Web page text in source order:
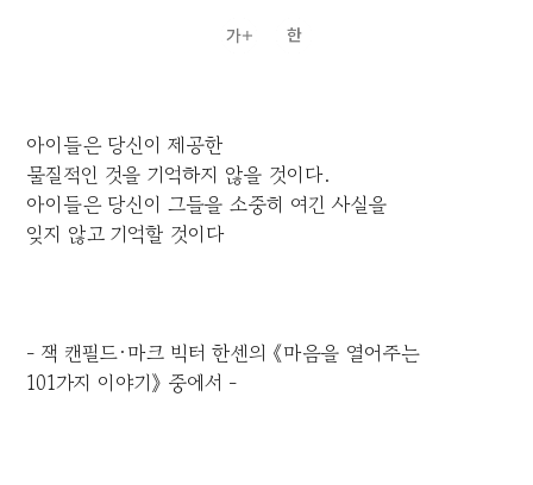
아이들은 당신이 제공한
물질적인 것을 기억하지 않을 것이다.
아이들은 당신이 그들을 소중히 여긴 사실을
잊지 않고 기억할 것이다
- 잭 캔필드·마크 빅터 한센의 《마음을 열어주는
101가지 이야기》 중에서 -